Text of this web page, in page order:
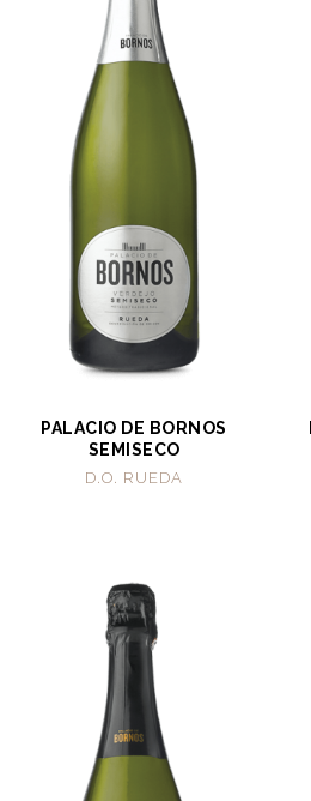
PALACIO DE BORNOS
SEMISECO
D.O. RUEDA